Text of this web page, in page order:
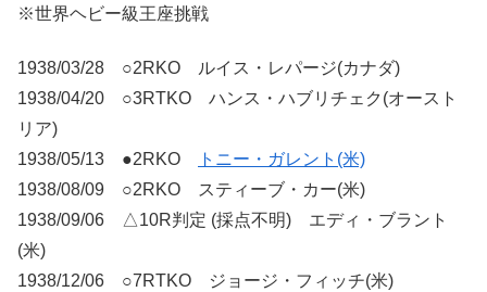
※世界ヘビー級王座挑戦
1938/03/28 ○2RKO ルイス・レパージ(カナダ)
1938/04/20 ○3RTKO ハンス・ハブリチェク(オースト
リア)
1938/05/13 ●2RKO
トニー・ガレント(米)
1938/08/09 ○2RKO スティーブ・カー(米)
1938/09/06 △10R判定 (採点不明) エディ・ブラント
(米)
1938/12/06 ○7RTKO ジョージ・フィッチ(米)